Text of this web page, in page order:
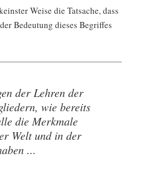
Weise die Tatsache, dass
Bedeutung dieses Begriffes
der Lehren der
wie bereits
die Merkmale
Welt und in der
...